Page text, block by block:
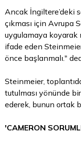
Ancak İngiltere’deki
çıkması için Avrupa
uygulamaya koyarak
ifade eden
önce başlanmalı."
Steinmeier,
tutulması yönünde
ederek, bunun ortak
'CAMERON